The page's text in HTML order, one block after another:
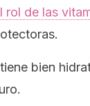
rol de las
bien